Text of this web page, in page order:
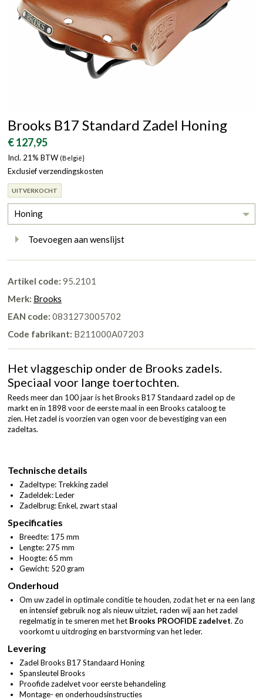
Brooks B17 Standard Zadel Honing
€ 127,95
Incl. 21% BTW (België}
Exclusief verzendingskosten
UITVERKOCHT
Honing
Toevoegen aan wenslijst
Artikel code: 95.2101
Merk: Brooks
EAN code: 0831273005702
Code fabrikant: B211000A07203
Het vlaggeschip onder de Brooks zadels.
Speciaal voor lange toertochten.
Reeds meer dan 100 jaar is het Brooks B17 Standaard zadel op de
markt en in 1898 voor de eerste maal in een Brooks cataloog te
zien. Het zadel is voorzien van ogen voor de bevestiging van een
zadeltas.
Technische details
Zadeltype: Trekking zadel
Zadeldek: Leder
Zadelbrug: Enkel, zwart staal
Specificaties
Breedte: 175 mm
Lengte: 275 mm
Hoogte: 65 mm
Gewicht: 520 gram
Onderhoud
Om uw zadel in optimale conditie te houden, zodat het er na een lang
en intensief gebruik nog als nieuw uitziet, raden wij aan het zadel
regelmatig in te smeren met het Brooks PROOFIDE zadelvet. Zo
voorkomt u uitdroging en barstvorming van het leder.
Levering
Zadel Brooks B17 Standaard Honing
Spansleutel Brooks
Proofide zadelvet voor eerste behandeling
Montage- en onderhoudsinstructies